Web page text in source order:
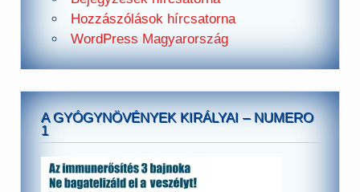
Hozzászólások hírcsatorna
WordPress Magyarország
A GYÓGYNÖVÉNYEK KIRÁLYAI – NUMERO
1